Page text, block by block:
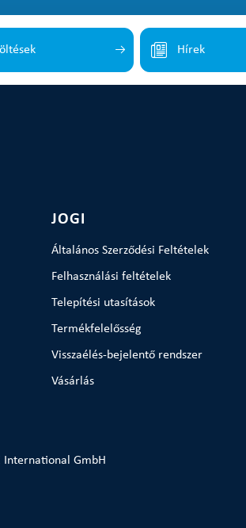
Hírek
JOGI
Általános Szerződési Feltételek
Felhasználási feltételek
Telepítési utasítások
Termékfelelősség
Visszaélés-bejelentő rendszer
Vásárlás
International GmbH